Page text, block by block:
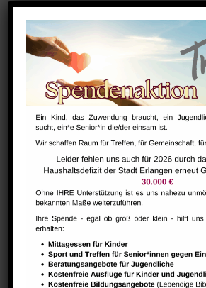
August 9 @ 10:00